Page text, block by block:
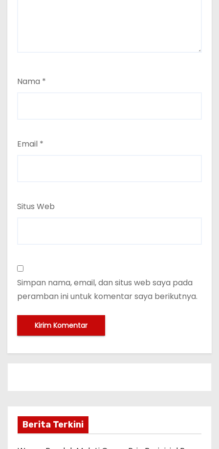
Nama *
Email *
Situs Web
Simpan nama, email, dan situs web saya pada
peramban ini untuk komentar saya berikutnya.
Berita Terkini